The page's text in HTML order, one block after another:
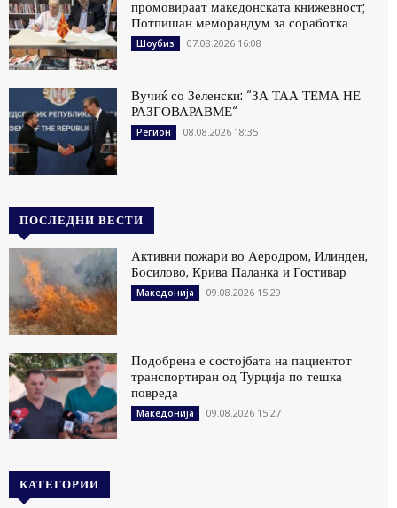
промовираат македонската книжевност;
Потпишан меморандум за соработка
Шоубиз 07.08.2026 16:08
Вучиќ со Зеленски: “ЗА ТАА ТЕМА НЕ
РАЗГОВАРАВМЕ“
Регион 08.08.2026 18:35
ПОСЛЕДНИ ВЕСТИ
Активни пожари во Аеродром, Илинден,
Босилово, Крива Паланка и Гостивар
Македонија 09.08.2026 15:29
Подобрена е состојбата на пациентот
транспортиран од Турција по тешка
повреда
Македонија 09.08.2026 15:27
КАТЕГОРИИ